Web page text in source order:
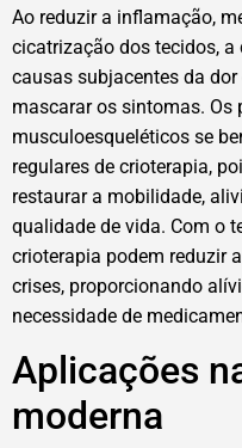
Ao reduzir a inflamação,
cicatrização dos tecidos,
causas subjacentes da
mascarar os sintomas.
musculoesqueléticos se
regulares de crioterapia,
restaurar a mobilidade,
qualidade de vida. Com o
crioterapia podem reduzir
crises, proporcionando
necessidade de
Aplicações
moderna